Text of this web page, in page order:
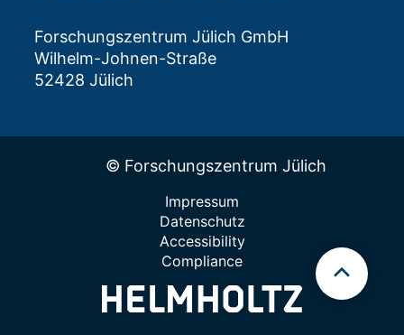
Forschungszentrum Jülich GmbH
Wilhelm-Johnen-Straße
52428 Jülich
© Forschungszentrum Jülich
Impressum
Datenschutz
Accessibility
Compliance